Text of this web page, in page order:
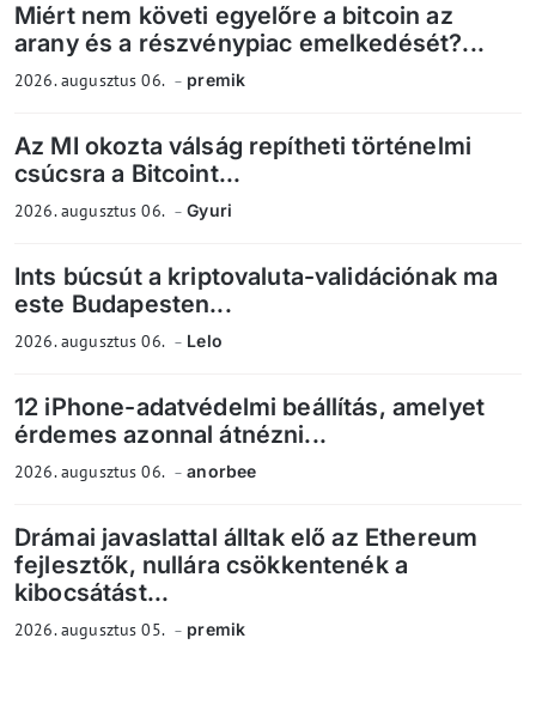
Miért nem követi egyelőre a bitcoin az
arany és a részvénypiac emelkedését?...
2026. augusztus 06. premik
Az MI okozta válság repítheti történelmi
csúcsra a Bitcoint...
2026. augusztus 06. Gyuri
Ints búcsút a kriptovaluta-validációnak ma
este Budapesten...
2026. augusztus 06. Lelo
12 iPhone-adatvédelmi beállítás, amelyet
érdemes azonnal átnézni...
2026. augusztus 06. anorbee
Drámai javaslattal álltak elő az Ethereum
fejlesztők, nullára csökkentenék a
kibocsátást...
2026. augusztus 05. premik